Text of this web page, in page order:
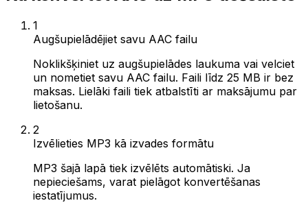
1
Augšupielādējiet savu AAC failu
Noklikšķiniet uz augšupielādes laukuma vai velciet
un nometiet savu AAC failu. Faili līdz 25 MB ir bez
maksas. Lielāki faili tiek atbalstīti ar maksājumu par
lietošanu.
2
Izvēlieties MP3 kā izvades formātu
MP3 šajā lapā tiek izvēlēts automātiski. Ja
nepieciešams, varat pielāgot konvertēšanas
iestatījumus.